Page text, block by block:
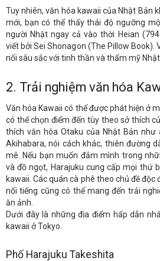
Tuy nhiên, văn hóa kawaii của Nhật Bản
mới, bạn có thể thấy thái độ ngưỡng
người Nhật ngay cả vào thời Heian
viết bởi Sei Shonagon (The Pillow Book).
nối sâu sắc với tinh thần và thẩm mỹ
2. Trải nghiệm văn hóa
Văn hóa Kawaii có thể được phát hiện ở
có thể chọn điểm đến tùy theo sở thích
thích văn hóa Otaku của Nhật Bản như
Akihabara, nói cách khác, thiên đường
mê. Nếu bạn muốn đắm mình trong
và đồ ngọt, Harajuku cung cấp mọi thứ
kawaii. Các quán cà phê theo chủ đề độc
nổi tiếng cũng có thể mang đến trải
ăn ảnh.
Dưới đây là những địa điểm hấp dẫn
kawaii ở Tokyo.
Phố Harajuku Takeshita